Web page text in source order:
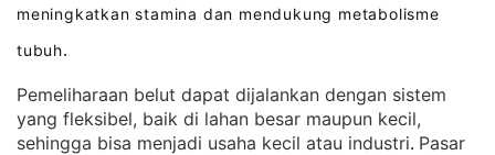
meningkatkan stamina dan mendukung metabolisme
tubuh.
Pemeliharaan belut dapat dijalankan dengan sistem
yang fleksibel, baik di lahan besar maupun kecil,
sehingga bisa menjadi usaha kecil atau industri. Pasar